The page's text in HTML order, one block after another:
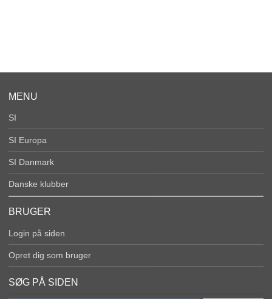
MENU
SI
SI Europa
SI Danmark
Danske klubber
BRUGER
Login på siden
Opret dig som bruger
SØG PÅ SIDEN